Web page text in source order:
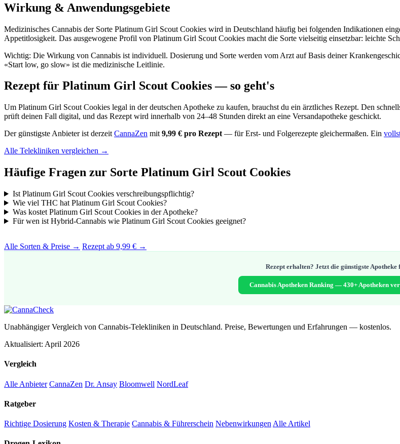
Wirkung & Anwendungsgebiete
Medizinisches Cannabis der Sorte Platinum Girl Scout Cookies wird in Deutschland häufig bei folgenden Indikationen
Appetitlosigkeit. Das ausgewogene Profil von Platinum Girl Scout Cookies macht die Sorte vielseitig einsetzbar: leichte
Wichtig: Die Wirkung von Cannabis ist individuell. Dosierung und Sorte werden vom Arzt auf Basis deiner
«Start low, go slow» ist die medizinische Leitlinie.
Rezept für Platinum Girl Scout Cookies — so geht's
Um Platinum Girl Scout Cookies legal in der deutschen Apotheke zu kaufen, brauchst du ein ärztliches Rezept. Den
prüft deinen Fall digital, und das Rezept wird innerhalb von 24–48 Stunden direkt an eine Versandapotheke geschickt.
Der günstigste Anbieter ist derzeit CannaZen mit 9,99 € pro Rezept — für Erst- und Folgerezepte gleichermaßen. Ein
Alle Telekliniken vergleichen →
Häufige Fragen zur Sorte Platinum Girl Scout Cookies
Ist Platinum Girl Scout Cookies verschreibungspflichtig?
Wie viel THC hat Platinum Girl Scout Cookies?
Was kostet Platinum Girl Scout Cookies in der Apotheke?
Für wen ist Hybrid-Cannabis wie Platinum Girl Scout Cookies geeignet?
Alle Sorten & Preise → Rezept ab 9,99 € →
Rezept erhalten? Jetzt die günstigste Apotheke
Cannabis Apotheken Ranking — 430+ Apotheken
Unabhängiger Vergleich von Cannabis-Telekliniken in Deutschland. Preise, Bewertungen und Erfahrungen — kostenlos.
Aktualisiert: April 2026
Vergleich
Alle Anbieter CannaZen Dr. Ansay Bloomwell NordLeaf
Ratgeber
Richtige Dosierung Kosten & Therapie Cannabis & Führerschein Nebenwirkungen Alle Artikel